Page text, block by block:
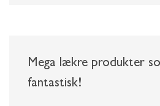
Mega lækre produkter
fantastisk!